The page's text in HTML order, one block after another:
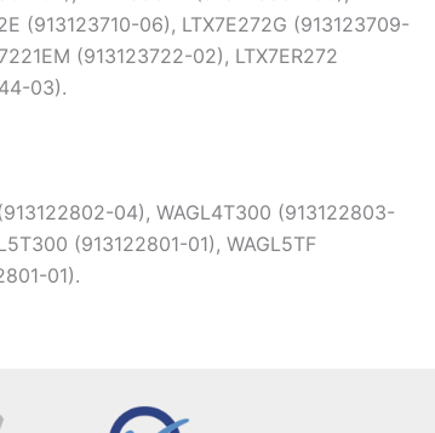
04), WAGL4T300 (913122803-
(913122801-01), WAGL5TF
01).